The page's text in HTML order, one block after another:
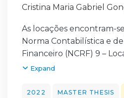
Cristina Maria Gabriel
As locações encontram-
Norma Contabilística e
Financeiro (NCRF) 9 –
base a International
sistema de
Expand
2022 MASTER THESIS